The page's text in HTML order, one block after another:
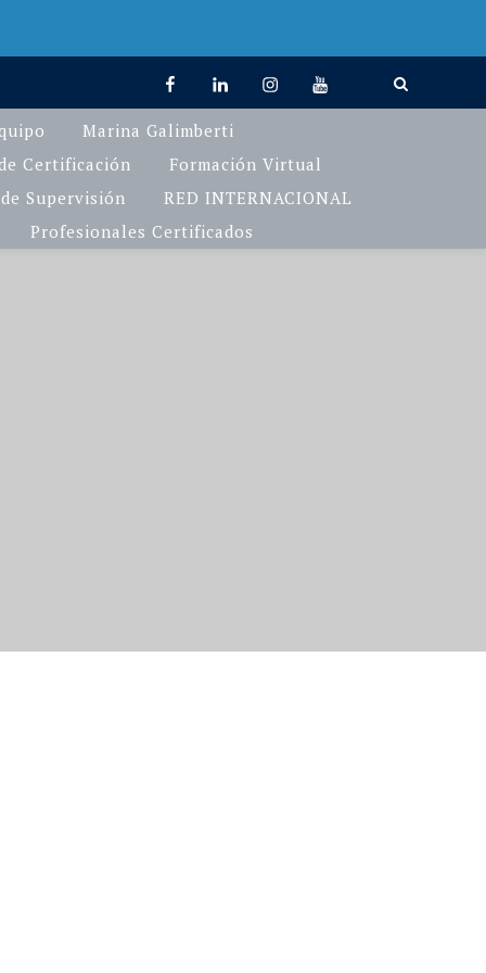
facebooklinkedinInstagram
You
Tube
TikTok
Marina Galimberti
Certificación
Formación Virtual
Supervisión
RED INTERNACIONAL
Profesionales Certificados